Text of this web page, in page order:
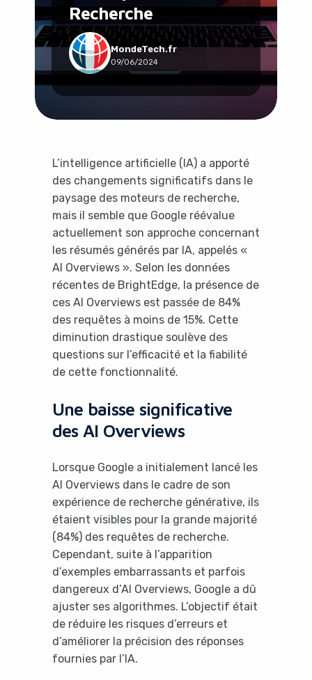
Recherche
MondeTech.fr
09/06/2024
L’intelligence artificielle (IA) a apporté
des changements significatifs dans le
paysage des moteurs de recherche,
mais il semble que Google réévalue
actuellement son approche concernant
les résumés générés par IA, appelés «
AI Overviews ». Selon les données
récentes de BrightEdge, la présence de
ces AI Overviews est passée de 84%
des requêtes à moins de 15%. Cette
diminution drastique soulève des
questions sur l’efficacité et la fiabilité
de cette fonctionnalité.
Une baisse significative
des AI Overviews
Lorsque Google a initialement lancé les
AI Overviews dans le cadre de son
expérience de recherche générative, ils
étaient visibles pour la grande majorité
(84%) des requêtes de recherche.
Cependant, suite à l’apparition
d’exemples embarrassants et parfois
dangereux d’AI Overviews, Google a dû
ajuster ses algorithmes. L’objectif était
de réduire les risques d’erreurs et
d’améliorer la précision des réponses
fournies par l’IA.
Social & Communauté
Tech & Développement
Travail & Productivité
Voyage